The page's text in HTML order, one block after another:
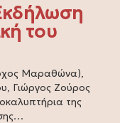
του
Μαραθώνα),
Γιώργος Ζούρος
της